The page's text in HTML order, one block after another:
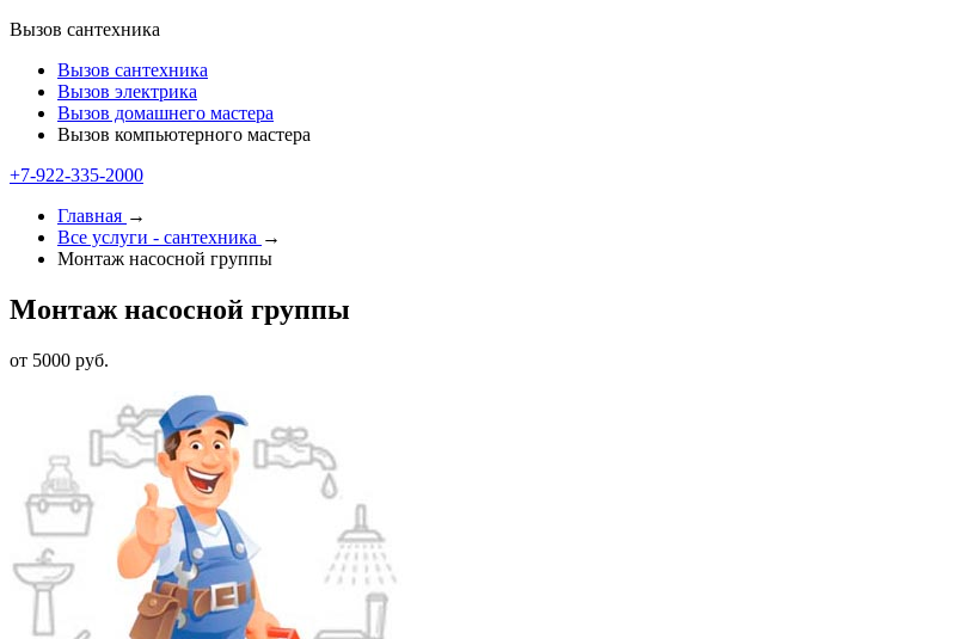
Вызов сантехника
Вызов сантехника
Вызов электрика
Вызов домашнего мастера
Вызов компьютерного мастера
+7-922-335-2000
Главная →
Все услуги - cантехника →
Монтаж насосной группы
Монтаж насосной группы
от 5000 руб.